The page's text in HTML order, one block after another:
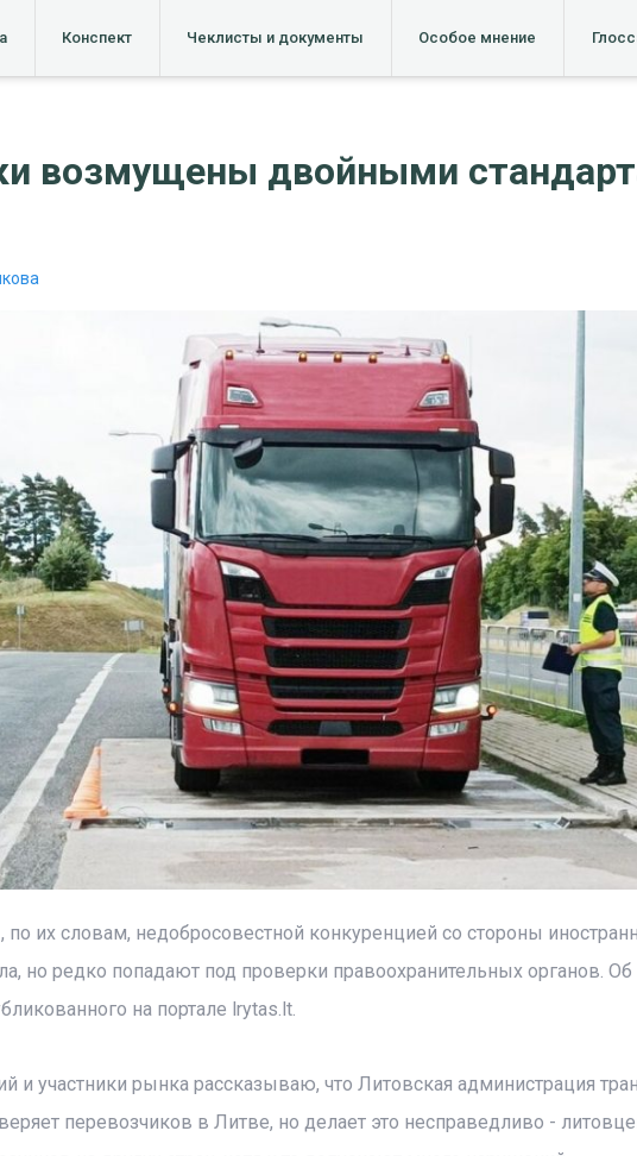
Конспект Чеклисты и документы Особое мнение
возмущены двойными
их словам, недобросовестной конкуренцией со стороны
но редко попадают под проверки правоохранительных органов. Об
на портале lrytas.lt.
и участники рынка рассказываю, что Литовская администрация
перевозчиков в Литве, но делает это несправедливо -